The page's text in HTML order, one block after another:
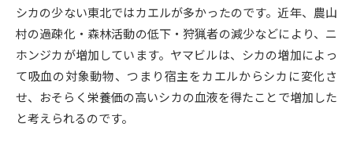
オープンキャンパス検索 実施プログラムから探す
来場型・Web型イベント特集 夢ナビライブ
受験準備
シカの少ない東北ではカエルが多かったのです。近年、農山
村の過疎化・森林活動の低下・狩猟者の減少などにより、ニ
ホンジカが増加しています。ヤマビルは、シカの増加によっ
て吸血の対象動物、つまり宿主をカエルからシカに変化さ
せ、おそらく栄養価の高いシカの血液を得たことで増加した
と考えられるのです。